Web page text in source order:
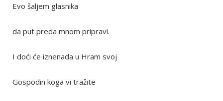
Evo šaljem glasnika
da put preda mnom pripravi.
I doći će iznenada u Hram svoj
Gospodin koga vi tražite